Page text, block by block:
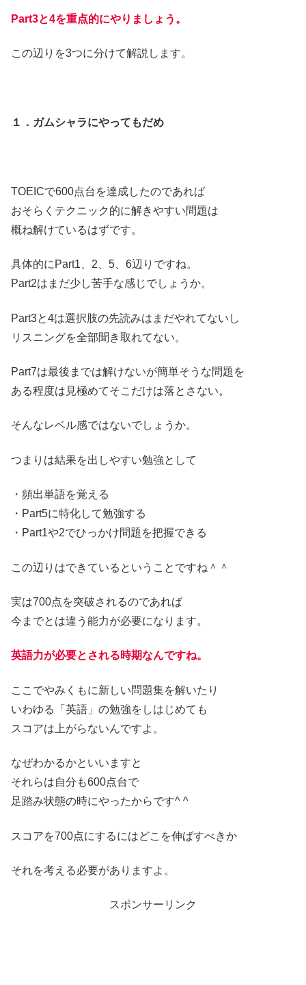
Part3と4を重点的にやりましょう。
この辺りを3つに分けて解説します。
１．ガムシャラにやってもだめ
TOEICで600点台を達成したのであれば
おそらくテクニック的に解きやすい問題は
概ね解けているはずです。
具体的にPart1、2、5、6辺りですね。
Part2はまだ少し苦手な感じでしょうか。
Part3と4は選択肢の先読みはまだやれてないし
リスニングを全部聞き取れてない。
Part7は最後までは解けないが簡単そうな問題を
ある程度は見極めてそこだけは落とさない。
そんなレベル感ではないでしょうか。
つまりは結果を出しやすい勉強として
・頻出単語を覚える
・Part5に特化して勉強する
・Part1や2でひっかけ問題を把握できる
この辺りはできているということですね＾＾
実は700点を突破されるのであれば
今までとは違う能力が必要になります。
英語力が必要とされる時期なんですね。
ここでやみくもに新しい問題集を解いたり
いわゆる「英語」の勉強をしはじめても
スコアは上がらないんですよ。
なぜわかるかといいますと
それらは自分も600点台で
足踏み状態の時にやったからです^ ^
スコアを700点にするにはどこを伸ばすべきか
それを考える必要がありますよ。
スポンサーリンク